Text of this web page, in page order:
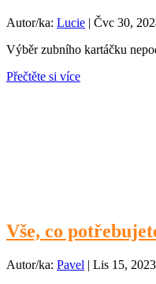
Autor/ka: Lucie | Čvc 30,
Výběr zubního kartáčku
Přečtěte si více
Vše, co
Autor/ka: Pavel | Lis 15, 2023